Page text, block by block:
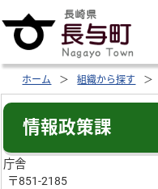
ホーム 組織から探す
情報政策課
庁舎
〒851-2185